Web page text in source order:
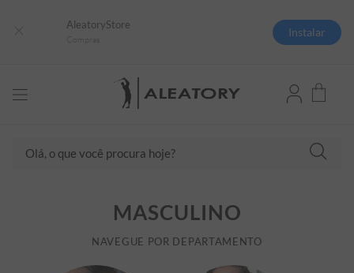
AleatoryStore
Instalar
MASCULINO
NAVEGUE POR DEPARTAMENTO
1º
camisas polo
2º
camiseta listrada
boné